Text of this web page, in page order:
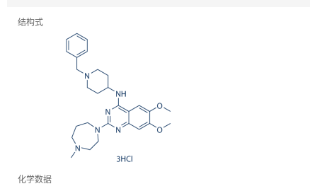
结构式
化学数据